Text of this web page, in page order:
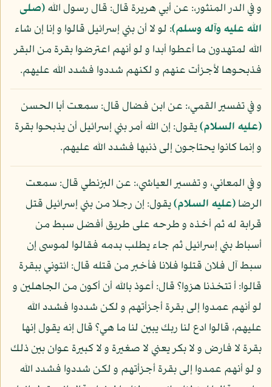
و في الدر المنثور،: عن أبي هريرة قال: قال رسول الله(صلى
الله عليه وآله وسلم): لو لا أن بني إسرائيل قالوا و إنا إن شاء
الله لمتهدون ما أعطوا أبدا و لو أنهم اعترضوا بقرة من البقر
فذبحوها لأجزأت عنهم و لكنهم شددوا فشدد الله عليهم.
و في تفسير القمي،: عن ابن فضال قال: سمعت أبا الحسن
(عليه السلام)يقول: إن الله أمر بني إسرائيل أن يذبحوا بقرة
و إنما كانوا يحتاجون إلى ذنبها فشدد الله عليهم.
و في المعاني، و تفسير العياشي،: عن البزنطي قال: سمعت
الرضا(عليه السلام)يقول: إن رجلا من بني إسرائيل قتل
قرابة له ثم أخذه و طرحه على طريق أفضل سبط من
أسباط بني إسرائيل ثم جاء يطلب بدمه فقالوا لموسى إن
سبط آل فلان قتلوا فلانا فأخبر من قتله قال: ائتوني ببقرة
قالوا: أ تتخذنا هزوا؟ قال: أعوذ بالله أن أكون من الجاهلين و
لو أنهم عمدوا إلى بقرة أجزأتهم و لكن شددوا فشدد الله
عليهم، قالوا ادع لنا ربك يبين لنا ما هي؟ قال إنه يقول إنها
بقرة لا فارض و لا بكر يعني لا صغيرة و لا كبيرة عوان بين ذلك
و لو أنهم عمدوا إلى بقرة أجزأتهم و لكن شددوا فشدد الله